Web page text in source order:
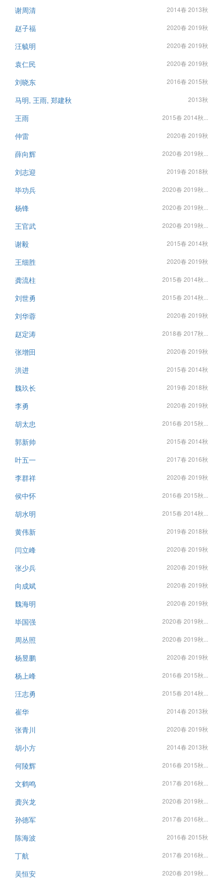
谢周清 2014春 2013秋
赵子福 2020春 2019秋
汪毓明 2020春 2019秋
袁仁民 2020春 2019秋
刘晓东 2016春 2015秋
马明, 王雨, 郑建秋 2013秋
王雨 2015春 2014秋...
仲雷 2020春 2019秋
薛向辉 2020春 2019秋...
刘志迎 2019春 2018秋
毕功兵 2020春 2019秋...
杨锋 2020春 2019秋...
王官武 2020春 2019秋...
谢毅 2015春 2014秋
王细胜 2020春 2019秋
龚流柱 2015春 2014秋...
刘世勇 2015春 2014秋...
刘华蓉 2020春 2019秋
赵定涛 2018春 2017秋...
张增田 2020春 2019秋
洪进 2015春 2014秋
魏玖长 2019春 2018秋
李勇 2020春 2019秋
胡太忠 2016春 2015秋...
郭新帅 2015春 2014秋
叶五一 2017春 2016秋
李群祥 2020春 2019秋
侯中怀 2016春 2015秋...
胡水明 2015春 2014秋...
黄伟新 2019春 2018秋
闫立峰 2020春 2019秋
张少兵 2020春 2019秋
向成斌 2020春 2019秋
魏海明 2020春 2019秋
毕国强 2020春 2019秋...
周丛照 2020春 2019秋...
杨昱鹏 2020春 2019秋
杨上峰 2016春 2015秋...
汪志勇 2015春 2014秋...
崔华 2014春 2013秋
张青川 2020春 2019秋
胡小方 2014春 2013秋
何陵辉 2016春 2015秋...
文鹤鸣 2017春 2016秋...
龚兴龙 2020春 2019秋...
孙德军 2017春 2016秋...
陈海波 2016春 2015秋
丁航 2017春 2016秋...
吴恒安 2020春 2019秋...